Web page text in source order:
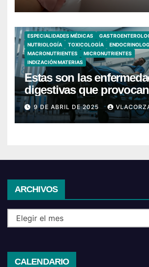
ESPECIALIDADES MÉDICAS
NUTRIOLOGÍA
TOXICOLOGÍA
MACRONUTRIENTES
MICRONUTRIENTES
INDIZACIÓN MATERIAS
Estas son las
digestivas que
hospitalizaciones en
9 DE ABRIL DE 2025
ARCHIVOS
CALENDARIO